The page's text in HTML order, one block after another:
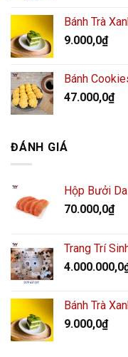
Bánh Trà
9.000,0₫
Bánh
47.000,0₫
ĐÁNH GIÁ
Hộp Bưởi
70.000,0₫
Trang Trí
4.000.000,0
Bánh Trà
9.000,0₫